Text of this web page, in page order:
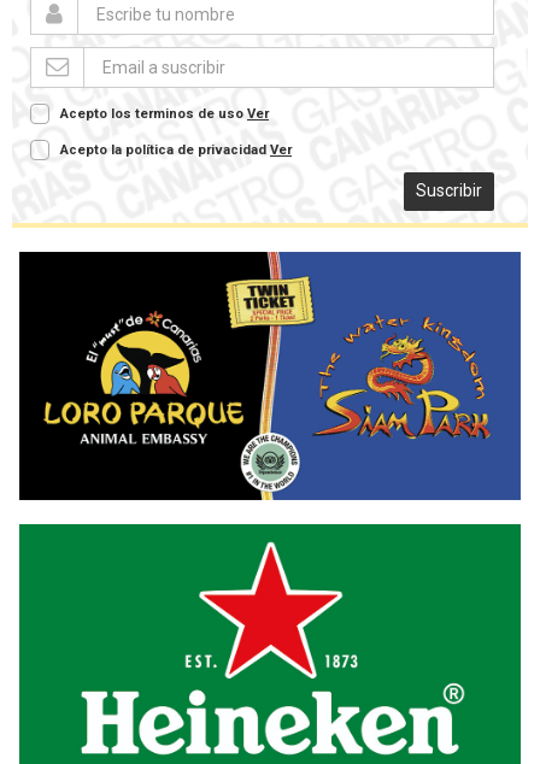
Acepto los terminos de uso Ver
Acepto la política de privacidad Ver
Suscribir